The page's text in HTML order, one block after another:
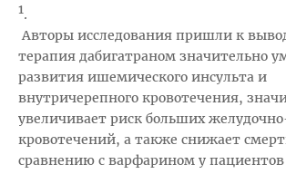
1.
Авторы исследования пришли к
терапия дабигатраном значительно
развития ишемического инсульта и
внутричерепного кровотечения,
увеличивает риск больших
кровотечений, а также снижает
сравнению с варфарином у